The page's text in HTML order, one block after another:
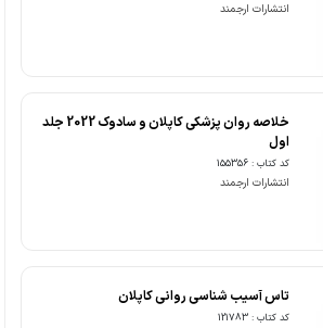
انتشارات ارجمند
خلاصه روان پزشکی کاپلان و سادوک 2022 جلد
اول
کد کتاب : 155356
انتشارات ارجمند
تاس آسیب شناسی روانی کاپلان
کد کتاب : 121783